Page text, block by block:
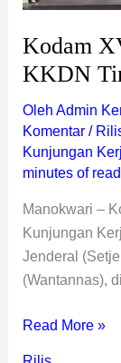
Kodam
KKDN
Oleh Admin
Komentar /
Kunjungan
minutes of
Manokwari –
Kunjungan
Jenderal
(Wantannas),
Read More »